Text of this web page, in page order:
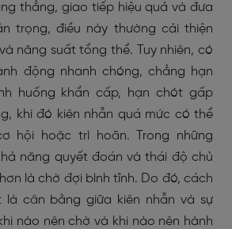
thẳng, giao tiếp hiệu quả và đưa
trọng, điều này thường cải thiện
năng suất tổng thể. Tuy nhiên, có
động nhanh chóng, chẳng hạn
huống khẩn cấp, hạn chót gấp
khi đó kiên nhẫn quá mức có thể
hội hoặc trì hoãn. Trong những
năng quyết đoán và thái độ chủ
là chờ đợi bình tĩnh. Do đó, cách
cân bằng giữa kiên nhẫn và sự
nào nên chờ và khi nào nên hành